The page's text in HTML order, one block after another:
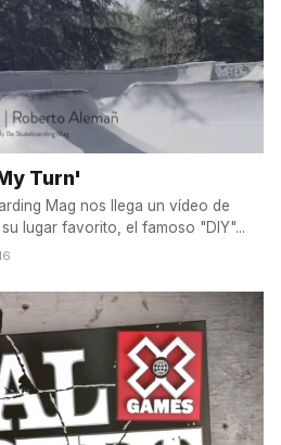
Turn'
Mag nos llega un vídeo de
lugar favorito, el famoso "DIY"...